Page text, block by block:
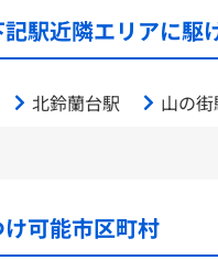
駅近隣エリアに駆
北鈴蘭台駅 山の街
可能市区町村